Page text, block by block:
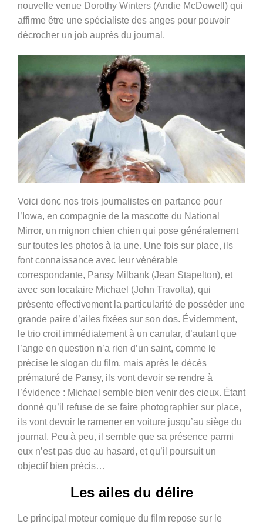
nouvelle venue Dorothy Winters (Andie McDowell) qui
affirme être une spécialiste des anges pour pouvoir
décrocher un job auprès du journal.
Voici donc nos trois journalistes en partance pour
l’Iowa, en compagnie de la mascotte du National
Mirror, un mignon chien chien qui pose généralement
sur toutes les photos à la une. Une fois sur place, ils
font connaissance avec leur vénérable
correspondante, Pansy Milbank (Jean Stapelton), et
avec son locataire Michael (John Travolta), qui
présente effectivement la particularité de posséder une
grande paire d’ailes fixées sur son dos. Évidemment,
le trio croit immédiatement à un canular, d’autant que
l’ange en question n’a rien d’un saint, comme le
précise le slogan du film, mais après le décès
prématuré de Pansy, ils vont devoir se rendre à
l’évidence : Michael semble bien venir des cieux. Étant
donné qu’il refuse de se faire photographier sur place,
ils vont devoir le ramener en voiture jusqu’au siège du
journal. Peu à peu, il semble que sa présence parmi
eux n’est pas due au hasard, et qu’il poursuit un
objectif bien précis…
Les ailes du délire
Le principal moteur comique du film repose sur le